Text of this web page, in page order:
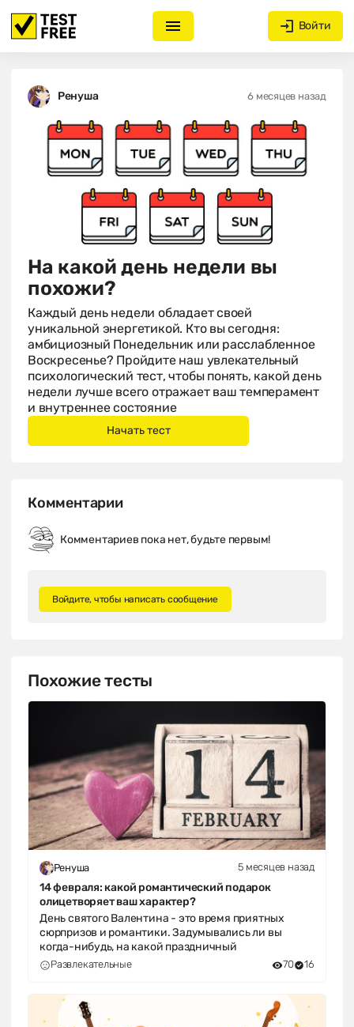
Войти
Ренуша 6 месяцев назад
На какой день недели вы
похожи?
Каждый день недели обладает своей
уникальной энергетикой. Кто вы сегодня:
амбициозный Понедельник или расслабленное
Воскресенье? Пройдите наш увлекательный
психологический тест, чтобы понять, какой день
недели лучше всего отражает ваш темперамент
и внутреннее состояние
Комментарии
Комментариев пока нет, будьте первым!
Войдите, чтобы написать сообщение
Похожие тесты
Ренуша 5 месяцев назад
14 февраля: какой романтический подарок
олицетворяет ваш характер?
День святого Валентина - это время приятных
сюрпризов и романтики. Задумывались ли вы
когда-нибудь, на какой праздничный
Развлекательные 70 16